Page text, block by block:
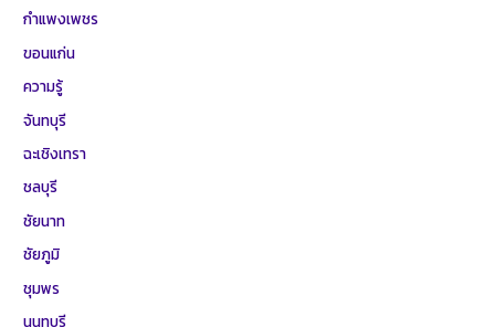
กำแพงเพชร
ขอนแก่น
ความรู้
จันทบุรี
ฉะเชิงเทรา
ชลบุรี
ชัยนาท
ชัยภูมิ
ชุมพร
นนทบุรี